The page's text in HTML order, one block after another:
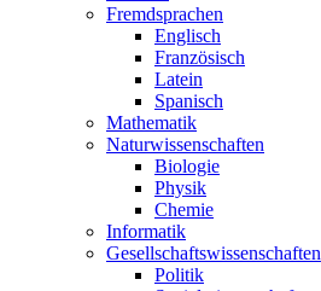
Fremdsprachen
Englisch
Französisch
Latein
Spanisch
Mathematik
Naturwissenschaften
Biologie
Physik
Chemie
Informatik
Gesellschaftswissenschaften
Politik